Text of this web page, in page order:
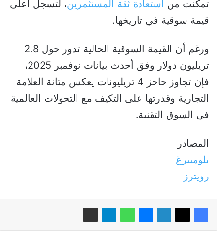
تمكنت من استعادة ثقة المستثمرين، لتسجل أعلى
قيمة سوقية في تاريخها.
ورغم أن القيمة السوقية الحالية تدور حول 2.8
تريليون دولار وفق أحدث بيانات نوفمبر 2025،
فإن تجاوز حاجز 4 تريليونات يعكس متانة العلامة
التجارية وقدرتها على التكيف مع التحولات العالمية
في السوق التقنية.
المصادر
بلومبيرغ
رويترز